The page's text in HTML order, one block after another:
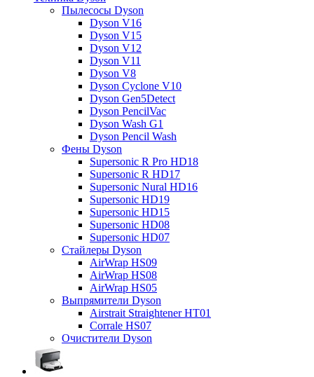
Пылесосы Dyson
Dyson V16
Dyson V15
Dyson V12
Dyson V11
Dyson V8
Dyson Cyclone V10
Dyson Gen5Detect
Dyson PencilVac
Dyson Wash G1
Dyson Pencil Wash
Фены Dyson
Supersonic R Pro HD18
Supersonic R HD17
Supersonic Nural HD16
Supersonic HD19
Supersonic HD15
Supersonic HD08
Supersonic HD07
Стайлеры Dyson
AirWrap HS09
AirWrap HS08
AirWrap HS05
Выпрямители Dyson
Airstrait Straightener HT01
Corrale HS07
Очистители Dyson